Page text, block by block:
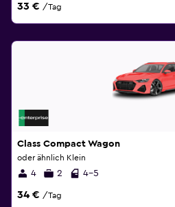
33 € /Tag
Class Compact Wagon
oder ähnlich Klein
4 2 4-5
34 € /Tag